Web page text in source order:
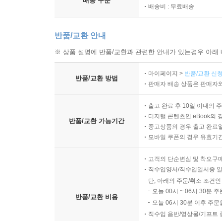
배송비 : 무료배송
반품/교환 안내
※ 상품 설명에 반품/교환과 관련한 안내가 있는경우 아
반품/교환 방법
마이페이지 > 반품/교환 신
판매자 배송 상품은 판매자
반품/교환 가능기간
출고 완료 후 10일 이내의
디지털 콘텐츠인 eBook의
중고상품의 경우 출고 완료
모바일 쿠폰의 경우 유효기
반품/교환 비용
고객의 단순변심 및 착오구
직수입양서/직수입일서중
단, 아래의 주문/취소 조건
오늘 00시 ~ 06시 30분
오늘 06시 30분 이후 주
직수입 음반/영상물/기프트